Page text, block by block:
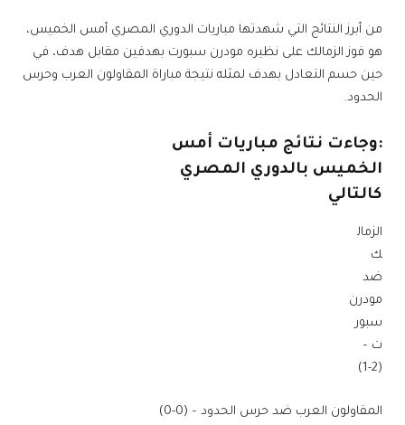
من أبرز النتائج التي شهدتها مباريات الدوري المصري أمس الخميس،
هو فوز الزمالك على نظيره مودرن سبورت بهدفين مقابل هدف، في
حين حسم التعادل بهدف لمثله نتيجة مباراة المقاولون العرب وحرس
الحدود.
:وجاءت نتائج مباريات أمس
الخميس بالدوري المصري
كالتالي
الزمال
ك
ضد
مودرن
سبور
ت –
(2-1)
المقاولون العرب ضد حرس الحدود – (0-0)